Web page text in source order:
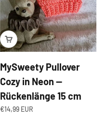
MySweety Pullover
Cozy in Neon —
Rückenlänge 15 cm
Angebot
€14,99 EUR